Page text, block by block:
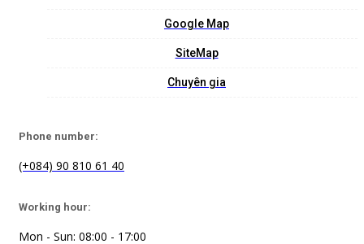
Google Map
SiteMap
Chuyên gia
Phone number:
(+084) 90 810 61 40
Working hour:
Mon - Sun: 08:00 - 17:00